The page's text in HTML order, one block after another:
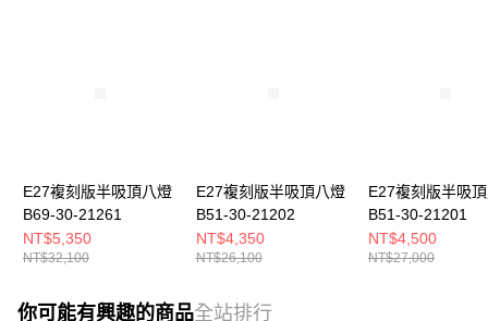
E27複刻版半吸頂八燈
B69-30-21261
NT$5,350
NT$32,100
E27複刻版半吸頂八燈
B51-30-21202
NT$4,350
NT$26,100
E27複刻版半吸
B51-30-21201
NT$4,500
NT$27,000
你可能有興趣的商品全站排行